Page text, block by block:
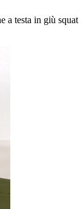
a testa in giù squat